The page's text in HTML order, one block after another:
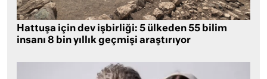
Hattuşa için dev işbirliği: 5 ülkeden 55 bilim
insanı 8 bin yıllık geçmişi araştırıyor